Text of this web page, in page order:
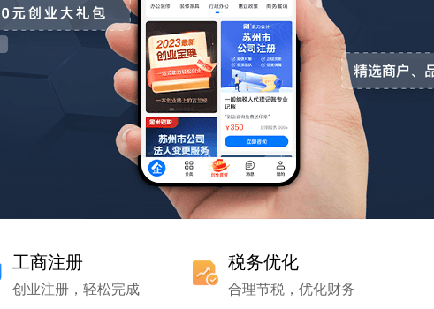
工商注册
创业注册，轻松完成
税务优化
合理节税，优化财务